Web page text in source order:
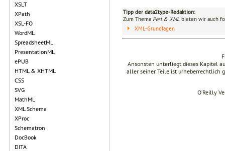
XSLT
XPath
XSL-FO
WordML
SpreadsheetML
PresentationML
ePUB
HTML & XHTML
CSS
SVG
MathML
XML Schema
XProc
Schematron
DocBook
DITA
Tipp der data2type-Redaktion:
Zum Thema Perl & XML bieten wir auch
XML-Grundlagen
Ansonsten unterliegt dieses Kapitel
aller seiner Teile ist urheberrechtlich
O’Reilly